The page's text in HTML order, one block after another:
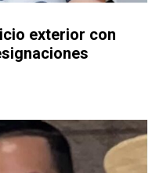
exterior con